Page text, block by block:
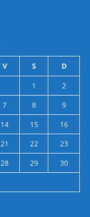
V S D
1
2
7 8
9
14 15
16
21 22
23
28 29
30